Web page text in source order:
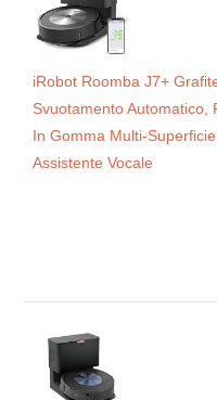
iRobot Roomba J7+
Svuotamento Automatico,
In Gomma Multi-
Assistente Vocale